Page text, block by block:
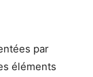
par
éléments